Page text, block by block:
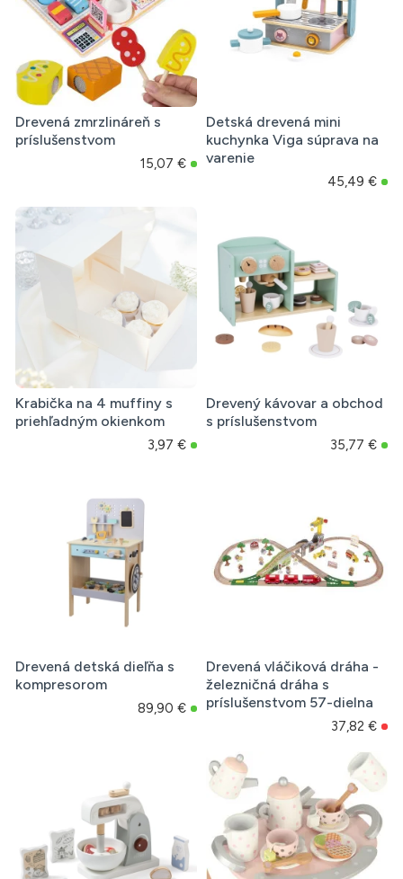
Drevená zmrzlináreň s
príslušenstvom
15,07 €
Detská drevená mini
kuchynka Viga súprava na
varenie
45,49 €
Krabička na 4 muffiny s
priehľadným okienkom
3,97 €
Drevený kávovar a obchod
s príslušenstvom
35,77 €
Drevená detská dieľňa s
kompresorom
89,90 €
Drevená vláčiková dráha -
železničná dráha s
príslušenstvom 57-dielna
37,82 €